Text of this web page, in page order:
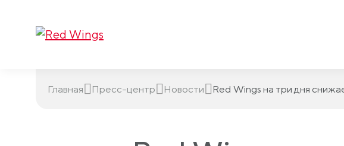
Главная Пресс-центр Новости Red Wings на три дня